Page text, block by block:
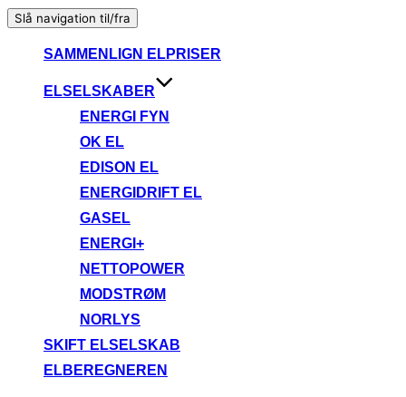
Slå navigation til/fra
SAMMENLIGN ELPRISER
ELSELSKABER
ENERGI FYN
OK EL
EDISON EL
ENERGIDRIFT EL
GASEL
ENERGI+
NETTOPOWER
MODSTRØM
NORLYS
SKIFT ELSELSKAB
ELBEREGNEREN